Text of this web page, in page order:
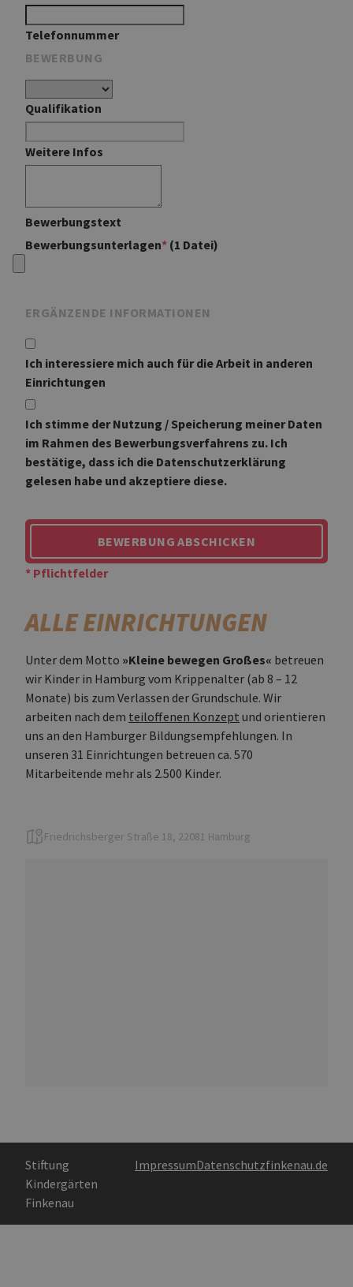
Telefonnummer
BEWERBUNG
Qualifikation
Weitere Infos
Bewerbungstext
Bewerbungsunterlagen* (1 Datei)
ERGÄNZENDE INFORMATIONEN
Ich interessiere mich auch für die Arbeit in anderen
Einrichtungen
Ich stimme der Nutzung / Speicherung meiner Daten
im Rahmen des Bewerbungsverfahrens zu. Ich
bestätige, dass ich die Datenschutzerklärung
gelesen habe und akzeptiere diese.
BEWERBUNG ABSCHICKEN
* Pflichtfelder
ALLE EINRICHTUNGEN
Unter dem Motto »Kleine bewegen Großes« betreuen
wir Kinder in Hamburg vom Krippenalter (ab 8 – 12
Monate) bis zum Verlassen der Grundschule. Wir
arbeiten nach dem teiloffenen Konzept und orientieren
uns an den Hamburger Bildungsempfehlungen. In
unseren 31 Einrichtungen betreuen ca. 570
Mitarbeitende mehr als 2.500 Kinder.
Friedrichsberger Straße 18, 22081 Hamburg
Stiftung
Kindergärten
Finkenau
ImpressumDatenschutzfinkenau.de